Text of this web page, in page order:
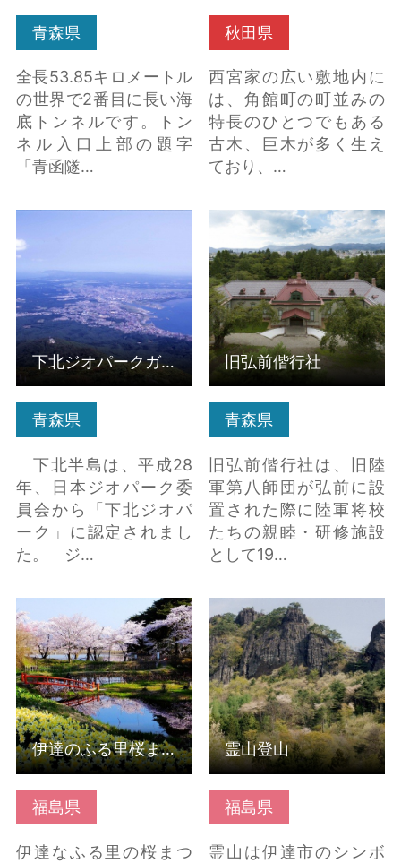
青森県
全長53.85キロメートル
の世界で2番目に長い海
底トンネルです。トン
ネル入口上部の題字
「青函隧…
秋田県
西宮家の広い敷地内に
は、角館町の町並みの
特長のひとつでもある
古木、巨木が多く生え
ており、…
青森県
下北半島は、平成28
年、日本ジオパーク委
員会から「下北ジオパ
ーク」に認定されまし
た。 ジ…
の詳細はこちら
下北ジオパークガイド
青森県
旧弘前偕行社は、旧陸
軍第八師団が弘前に設
置された際に陸軍将校
たちの親睦・研修施設
として19…
旧弘前偕行社 の詳細は
旧弘前偕行社
福島県
伊達なふる里の桜まつ
伊達のふる里桜まつり
の詳細はこちら
伊達のふる里桜まつり
福島県
霊山は伊達市のシンボ
霊山登山 の詳細はこち
ら
霊山登山